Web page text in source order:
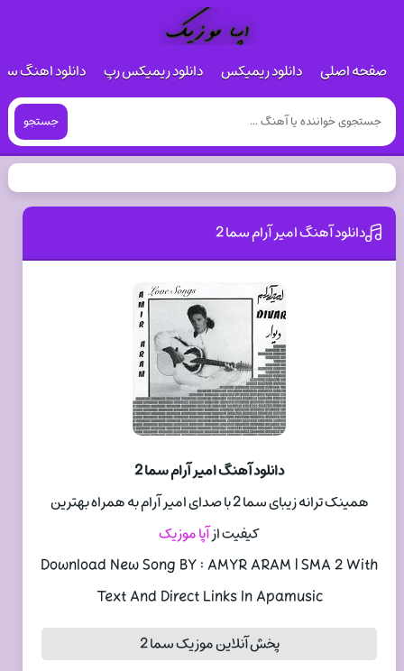
صفحه اصلی دانلود ریمیکس دانلود ریمیکس رپ دانلود اهنگ
جستجو
دانلود آهنگ امیر آرام سما 2
دانلود آهنگ امیر آرام سما 2
همینک ترانه زیبای سما 2 با صدای امیر آرام به همراه بهترین
کیفیت ازآپا موزیک
Download New Song BY : AMYR ARAM | SMA 2 With
Text And Direct Links In Apamusic
پخش آنلاین موزیک سما 2